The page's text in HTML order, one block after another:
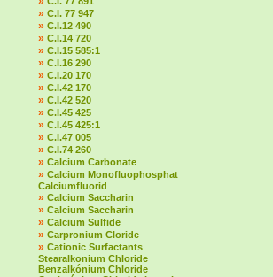
» C.I. 77 947
» C.I.12 490
» C.I.14 720
» C.I.15 585:1
» C.I.16 290
» C.I.20 170
» C.I.42 170
» C.I.42 520
» C.I.45 425
» C.I.45 425:1
» C.I.47 005
» C.I.74 260
» Calcium Carbonate
» Calcium Monofluophosphat
Calciumfluorid
» Calcium Saccharin
» Calcium Saccharin
» Calcium Sulfide
» Carpronium Cloride
» Cationic Surfactants
Stearalkonium Chloride
Benzalkónium Chloride